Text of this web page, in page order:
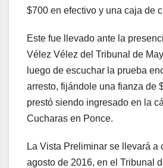
$700 en efectivo y una caja de
Este fue llevado ante la
Vélez Vélez del Tribunal de
luego de escuchar la prueba
arresto, fijándole una fianza de
prestó siendo ingresado en la
Cucharas en Ponce.
La Vista Preliminar se llevará a
agosto de 2016, en el Tribunal